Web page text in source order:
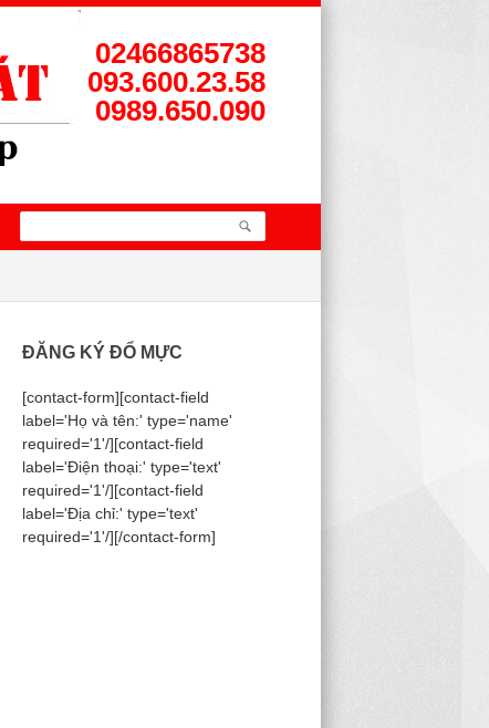
02466865738
093.600.23.58
0989.650.090
ĐĂNG KÝ ĐỔ MỰC
[contact-form][contact-field
label='Họ và tên:' type='name'
required='1'/][contact-field
label='Điện thoại:' type='text'
required='1'/][contact-field
label='Địa chỉ:' type='text'
required='1'/][/contact-form]